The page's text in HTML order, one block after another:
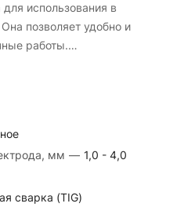
использования в
позволяет удобно и
работы.
18, 4м, (водяное
мм — 1,0 - 4,0
сварка (TIG)